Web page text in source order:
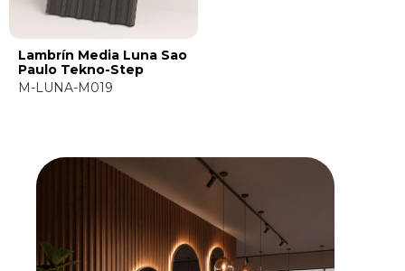
Lambrín Media Luna Sao
Paulo Tekno-Step
M-LUNA-M019